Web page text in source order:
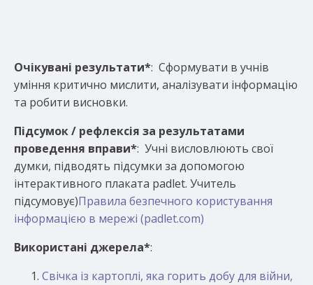
Очікувані результати*: Сформувати в учнів
уміння критично мислити, аналізувати інформацію
та робити висновки.
Підсумок / рефлексія за результатами
проведення вправи*: Учні висловлюють свої
думки, підводять підсумки за допомогою
інтерактивного плаката padlet. Учитель
підсумовує)Правила безпечного користування
інформацією в мережі (padlet.com)
Використані джерела*:
Свічка із картоплі, яка горить добу для війни,